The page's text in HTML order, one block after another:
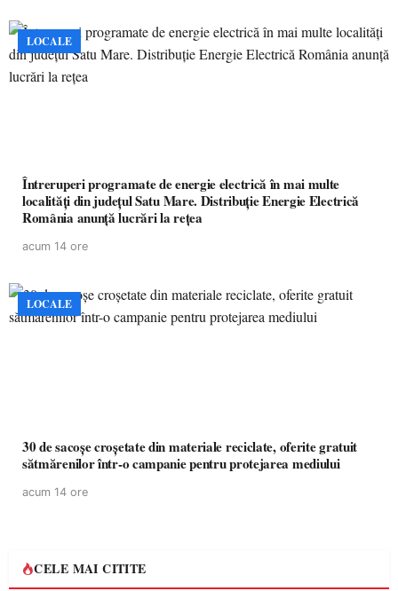
LOCALE
Întreruperi programate de energie electrică în mai multe
localități din județul Satu Mare. Distribuție Energie Electrică
România anunță lucrări la rețea
acum 14 ore
LOCALE
30 de sacoșe croșetate din materiale reciclate, oferite gratuit
sătmărenilor într-o campanie pentru protejarea mediului
acum 14 ore
CELE MAI CITITE